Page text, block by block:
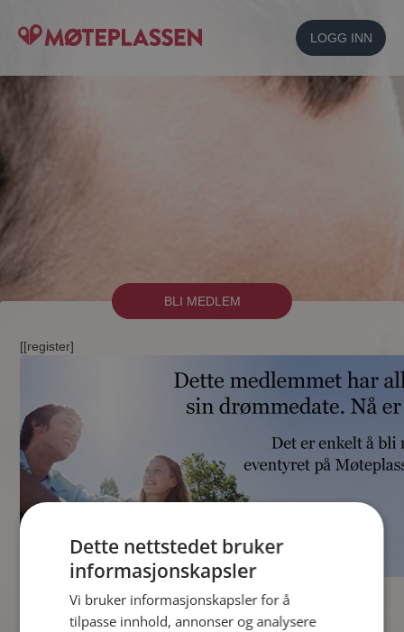
LOGG INN
BLI MEDLEM
[[register]
Dette nettstedet bruker
informasjonskapsler
Vi bruker informasjonskapsler for å
tilpasse innhold, annonser og analysere